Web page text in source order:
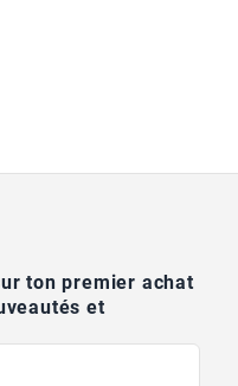
ton premier achat
et